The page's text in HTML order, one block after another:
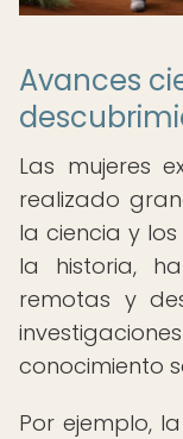
Avances
Las mujeres
realizado
la ciencia y
la historia,
remotas y
conocimiento
Por ejemplo,